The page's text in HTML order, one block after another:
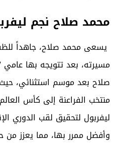
محمد صلاح نجم
يسعى محمد صلاح، جاهداً
صلاح بعد موسم استثنائي،
ليفربول لتحقيق لقب الدوري
وأفضل ممرر بها، مما يعزز